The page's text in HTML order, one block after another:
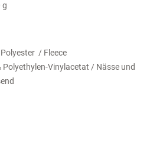
g
/ Fleece
Polyethylen-Vinylacetat / Nässe und